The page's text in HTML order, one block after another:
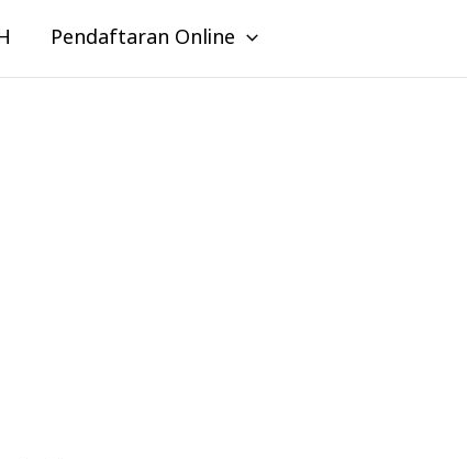
Pendaftaran Online